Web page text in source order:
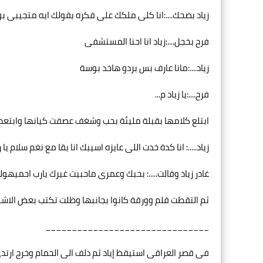
زياد بضحك....:انا كلى ملكك على فكره بقولك ايه متجيبى
فرح بخجل....:زياد انا احنا المستشفى
زياد....:مانا عارف بس بردو هاخد بوسة
فرح....:يا زياد م...
ابتلع كلامها بقبلة مليئة بحب وشغف عصفت كيانها
زياد.....: انا كدة خدت اللى عايزه اسيبك انا بقا مع نغم سلام
غادر زياد وقالت.....: بحبك وعمرى ماحبيت غيرك يارب
ثم التقطت قلم وورقة كانوا بجانبها وظلت تكتب بعض
_______________________________
فى قصر العراقى استيقظ إياد ثم دلف الى الحمام وخرج